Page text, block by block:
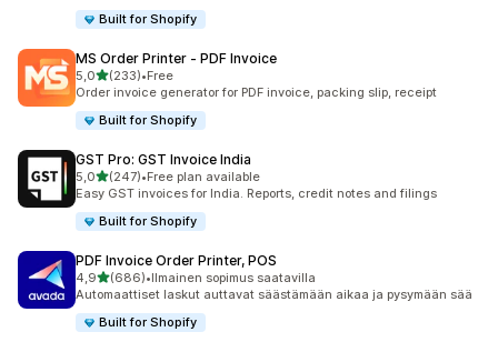
Built for Shopify
MS Order Printer ‑ PDF Invoice
5,0/ 5 tähteä
(233)
233 arvostelua yhteensä
•Free
Order invoice generator for PDF invoice, packing slip, receipt
Built for Shopify
GST Pro: GST Invoice India
5,0/ 5 tähteä
(247)
247 arvostelua yhteensä
•Free plan available
Easy GST invoices for India. Reports, credit notes and filings
Built for Shopify
PDF Invoice Order Printer, POS
4,9/ 5 tähteä
(686)
686 arvostelua yhteensä
•Ilmainen sopimus saatavilla
Automaattiset laskut auttavat säästämään aikaa ja pysymään sää
Built for Shopify